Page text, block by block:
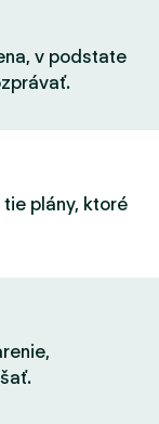
v podstate
plány, ktoré